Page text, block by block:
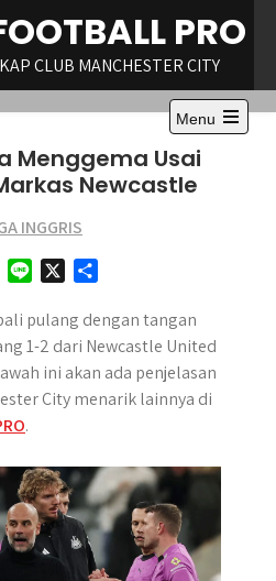
PRO
CLUB MANCHESTER CITY
Menu
Open
Menggema Usai
Newcastle
INGGRIS
y
p
e
n
e
a
r
e
pulang dengan tangan
1-2 dari Newcastle United
ini akan ada penjelasan
City menarik lainnya di
.